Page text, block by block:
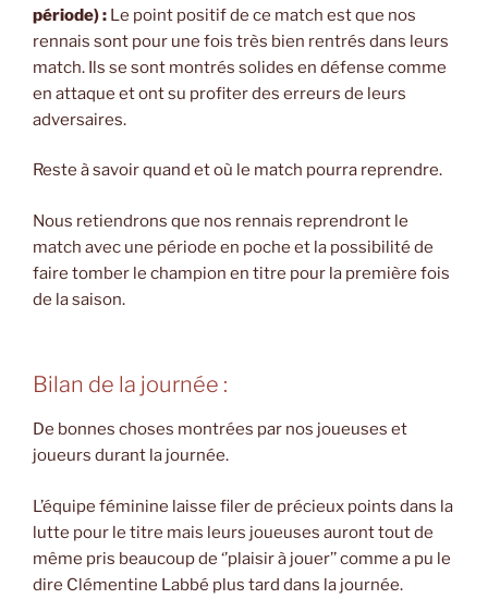
période) : Le point positif de ce match est que nos
rennais sont pour une fois très bien rentrés dans leurs
match. Ils se sont montrés solides en défense comme
en attaque et ont su profiter des erreurs de leurs
adversaires.
Reste à savoir quand et où le match pourra reprendre.
Nous retiendrons que nos rennais reprendront le
match avec une période en poche et la possibilité de
faire tomber le champion en titre pour la première fois
de la saison.
Bilan de la journée :
De bonnes choses montrées par nos joueuses et
joueurs durant la journée.
L’équipe féminine laisse filer de précieux points dans la
lutte pour le titre mais leurs joueuses auront tout de
même pris beaucoup de ‘’plaisir à jouer’’ comme a pu le
dire Clémentine Labbé plus tard dans la journée.